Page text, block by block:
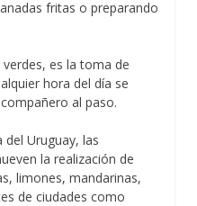
fritas o preparando
es la toma de
hora del día se
al paso.
Uruguay, las
la realización de
limones, mandarinas,
de ciudades como